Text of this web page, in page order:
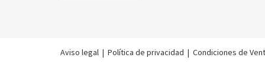
Aviso legal | Política de privacidad | Condiciones de